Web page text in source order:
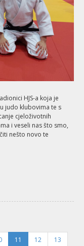
HJS-a koja je
judo klubovima te s
cjeloživotnih
i veseli nas što smo,
nešto novo te
11 12
13